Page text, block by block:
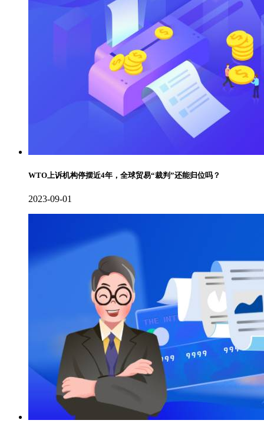
WTO上诉机构停摆近4年，全球贸易“裁判”还能归位吗？
2023-09-01